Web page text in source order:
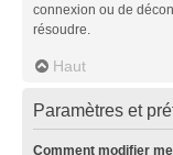
connexion ou de
résoudre.
Haut
Paramètres et
Comment modifier